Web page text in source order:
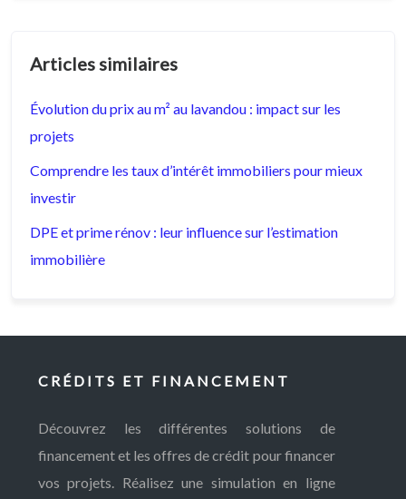
Articles similaires
Évolution du prix au m² au lavandou : impact sur les
projets
Comprendre les taux d’intérêt immobiliers pour mieux
investir
DPE et prime rénov : leur influence sur l’estimation
immobilière
CRÉDITS ET FINANCEMENT
Découvrez les différentes solutions de
financement et les offres de crédit pour financer
vos projets. Réalisez une simulation en ligne